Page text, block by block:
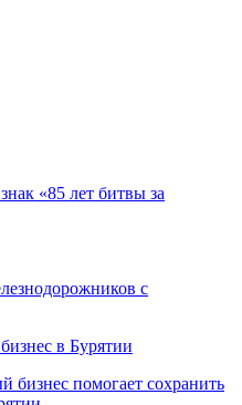
«85 лет битвы за
с
в Бурятии
бизнес помогает сохранить